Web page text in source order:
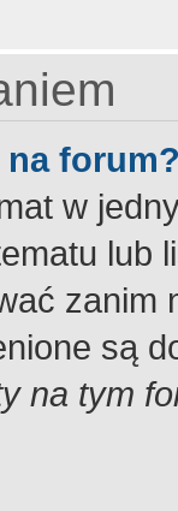
w
lub
są
na tym